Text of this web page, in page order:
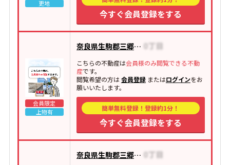
更地
今すぐ会員登録をする
会員限定
上物有
奈良県生駒郡三郷町勢野東
こちらの不動産は会員様のみ閲覧できる不動
産です。
閲覧希望の方は会員登録またはログインをお
願いいたします。
簡単無料登録！登録約1分！
今すぐ会員登録をする
奈良県生駒郡三郷町立野南